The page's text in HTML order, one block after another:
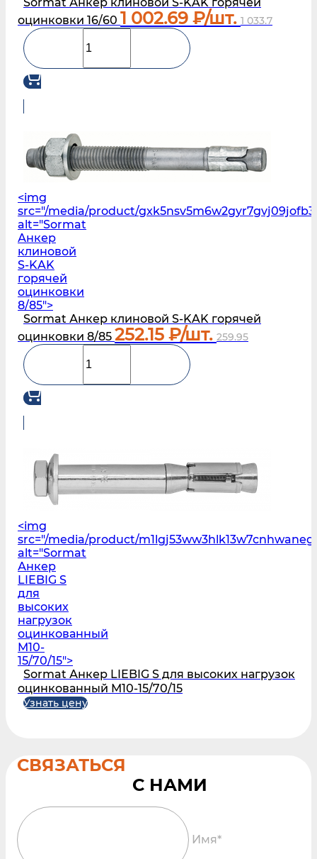
оцинковки 16/60 1 002.69 ₽/шт. 1 033.7
<img
src="/media/product/
alt="Sormat
Анкер
клиновой
S‑KAK
горячей
оцинковки
8/85">
Sormat Анкер клиновой S‑KAK горячей
оцинковки 8/85 252.15 ₽/шт. 259.95
<img
src="/media/product/
alt="Sormat
Анкер
LIEBIG S
для
высоких
нагрузок
оцинкованный
M10-
15/70/15">
Sormat Анкер LIEBIG S для высоких нагрузок
оцинкованный M10-15/70/15
Узнать цену
СВЯЗАТЬСЯ
Имя*